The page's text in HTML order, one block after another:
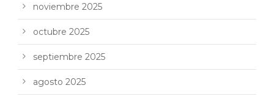
noviembre 2025
octubre 2025
septiembre 2025
agosto 2025